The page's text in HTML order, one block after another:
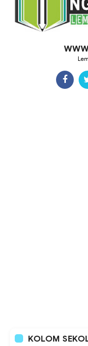
KOLOM